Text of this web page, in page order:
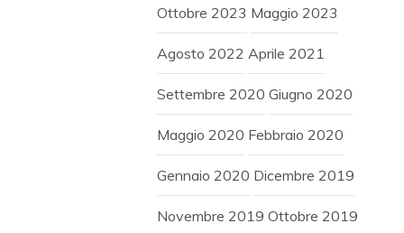
Ottobre 2023 Maggio 2023
Agosto 2022 Aprile 2021
Settembre 2020 Giugno 2020
Maggio 2020 Febbraio 2020
Gennaio 2020 Dicembre 2019
Novembre 2019 Ottobre 2019